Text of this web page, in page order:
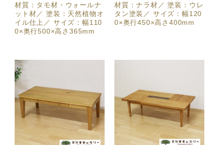
材質：タモ材・ウォールナ
ット材／ 塗装：天然植物オ
イル仕上／ サイズ：幅110
0×奥行500×高さ365mm
材質：ナラ材／ 塗装：ウレ
タン塗装／ サイズ：幅120
0×奥行450×高さ400mm